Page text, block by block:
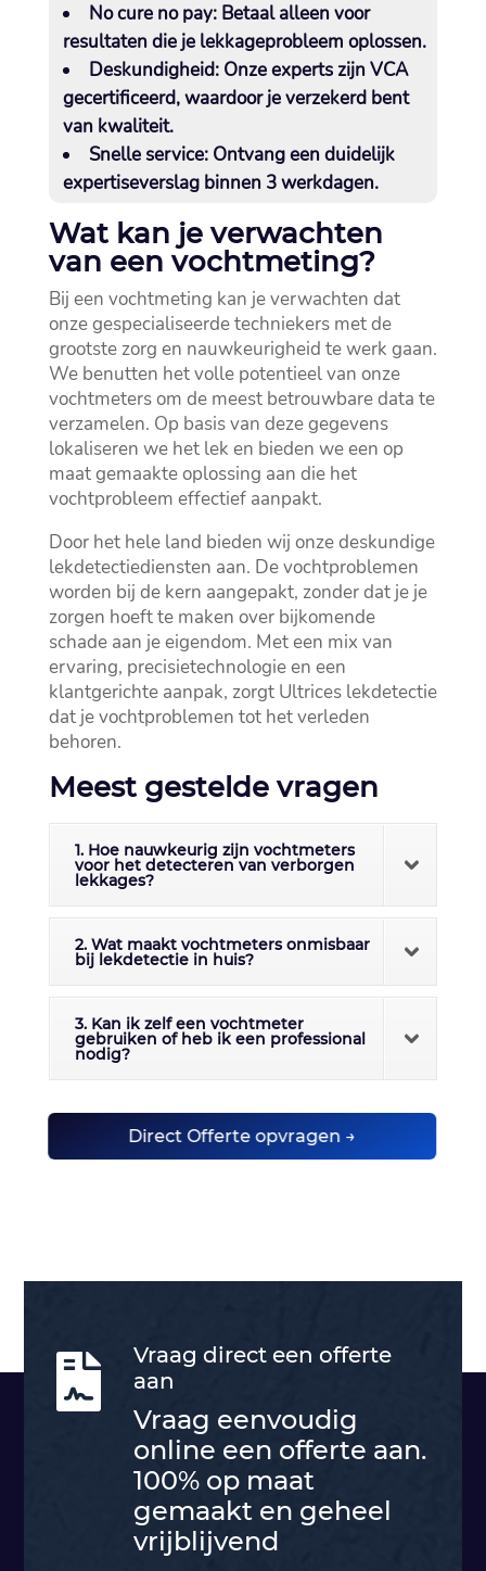
No cure no pay:Betaal alleen voor
resultaten die je lekkageprobleem oplossen.​
Deskundigheid:Onze experts zijn VCA
gecertificeerd, waardoor je verzekerd bent
van kwaliteit.​
Snelle service:Ontvang een duidelijk
expertiseverslag binnen 3 werkdagen.​
Wat kan je verwachten
van een vochtmeting?
Bij een vochtmeting kan je verwachten dat
onze gespecialiseerde techniekers met de
grootste zorg en nauwkeurigheid te werk gaan.​
We benutten het volle potentieel van onze
vochtmeters om de meest betrouwbare data te
verzamelen.​ Op basis van deze gegevens
lokaliseren we het lek en bieden we een op
maat gemaakte oplossing aan die het
vochtprobleem effectief aanpakt.​
Door het hele land bieden wij onze deskundige
lekdetectiediensten aan.​ De vochtproblemen
worden bij de kern aangepakt, zonder dat je je
zorgen hoeft te maken over bijkomende
schade aan je eigendom.​ Met een mix van
ervaring, precisietechnologie en een
klantgerichte aanpak, zorgt Ultrices lekdetectie
dat je vochtproblemen tot het verleden
behoren.​
Meest gestelde vragen
1. Hoe nauwkeurig zijn vochtmeters
voor het detecteren van verborgen
lekkages?
2. Wat maakt vochtmeters onmisbaar
bij lekdetectie in huis?
3. Kan ik zelf een vochtmeter
gebruiken of heb ik een professional
nodig?
Direct Offerte opvragen →

Vraag direct een offerte
aan
Vraag eenvoudig
online een offerte aan.
100% op maat
gemaakt en geheel
vrijblijvend